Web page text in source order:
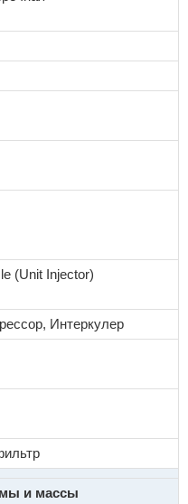
(Unit Injector)
Интеркулер
и массы